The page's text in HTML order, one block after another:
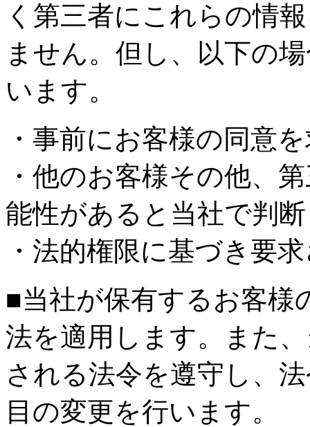
く第三者にこれらの情
ません。但し、以下の
います。
・事前にお客様の同意
・他のお客様その他、
能性があると当社で判
・法的権限に基づき要
■当社が保有するお客様
法を適用します。また
される法令を遵守し、
目の変更を行います。